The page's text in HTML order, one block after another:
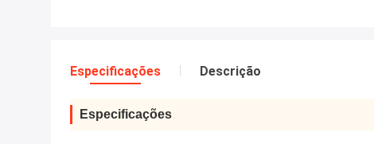
Especificações Descrição
Especificações